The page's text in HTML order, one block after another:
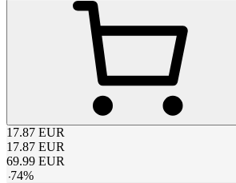
17.87 EUR
17.87 EUR
69.99 EUR
-74%